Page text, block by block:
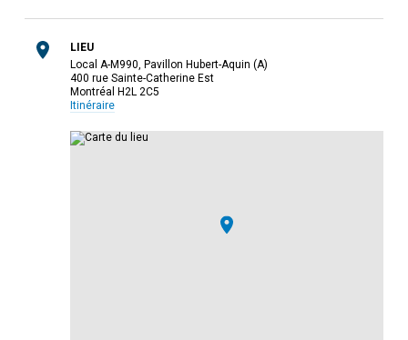
LIEU
Local A-M990, Pavillon Hubert-Aquin (A)
400 rue Sainte-Catherine Est
Montréal H2L 2C5
Itinéraire